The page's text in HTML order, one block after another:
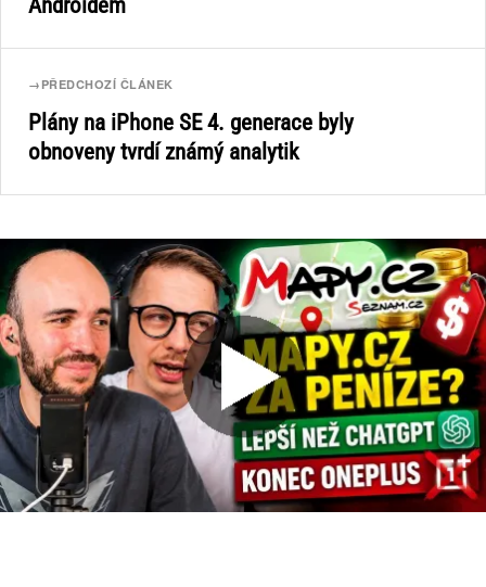
→ PŘEDCHOZÍ ČLÁNEK
Plány na iPhone SE 4. generace byly
obnoveny tvrdí známý analytik